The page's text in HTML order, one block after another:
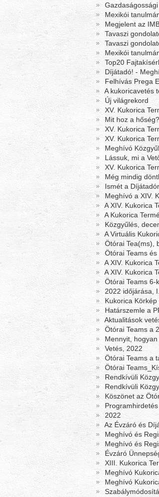
Mexikói
Megjelent az
Tavaszi
Tavaszi
Mexikói
Top20
Díjátadó! -
Felhívás Prega
A kukoricavetés
Új világrekord
XV. Kukorica
Mit hoz a hőség?
XV. Kukorica
XV. Kukorica
Meghívó
Lássuk, mi a
XV. Kukorica
Még mindig
Ismét a
Meghívó a XIV.
A XIV. Kukorica
A Kukorica
Közgyűlés,
A Virtuális
Ötórai Tea(ms),
Ötórai Teams
A XIV. Kukorica
A XIV. Kukorica
Ötórai Teams 6-
2022 időjárása,
Kukorica
Határszemle a
Aktualitások
Ötórai Teams a
Mennyit,
Vetés, 2022
Ötórai Teams a
Ötórai
Rendkívüli
Rendkívüli
Köszönet az
2022
Az Évzáró és
Meghívó és
Meghívó és
Évzáró
XIII. Kukorica
Meghívó
Meghívó